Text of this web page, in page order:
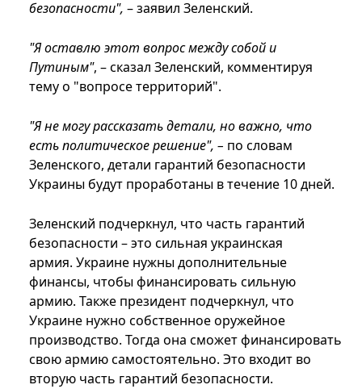
безопасности", – заявил Зеленский.
"Я оставлю этот вопрос между собой и
Путиным", – сказал Зеленский, комментируя
тему о "вопросе территорий".
"Я не могу рассказать детали, но важно, что
есть политическое решение", – по словам
Зеленского, детали гарантий безопасности
Украины будут проработаны в течение 10 дней.
Зеленский подчеркнул, что часть гарантий
безопасности – это сильная украинская
армия. Украине нужны дополнительные
финансы, чтобы финансировать сильную
армию. Также президент подчеркнул, что
Украине нужно собственное оружейное
производство. Тогда она сможет финансировать
свою армию самостоятельно. Это входит во
вторую часть гарантий безопасности.